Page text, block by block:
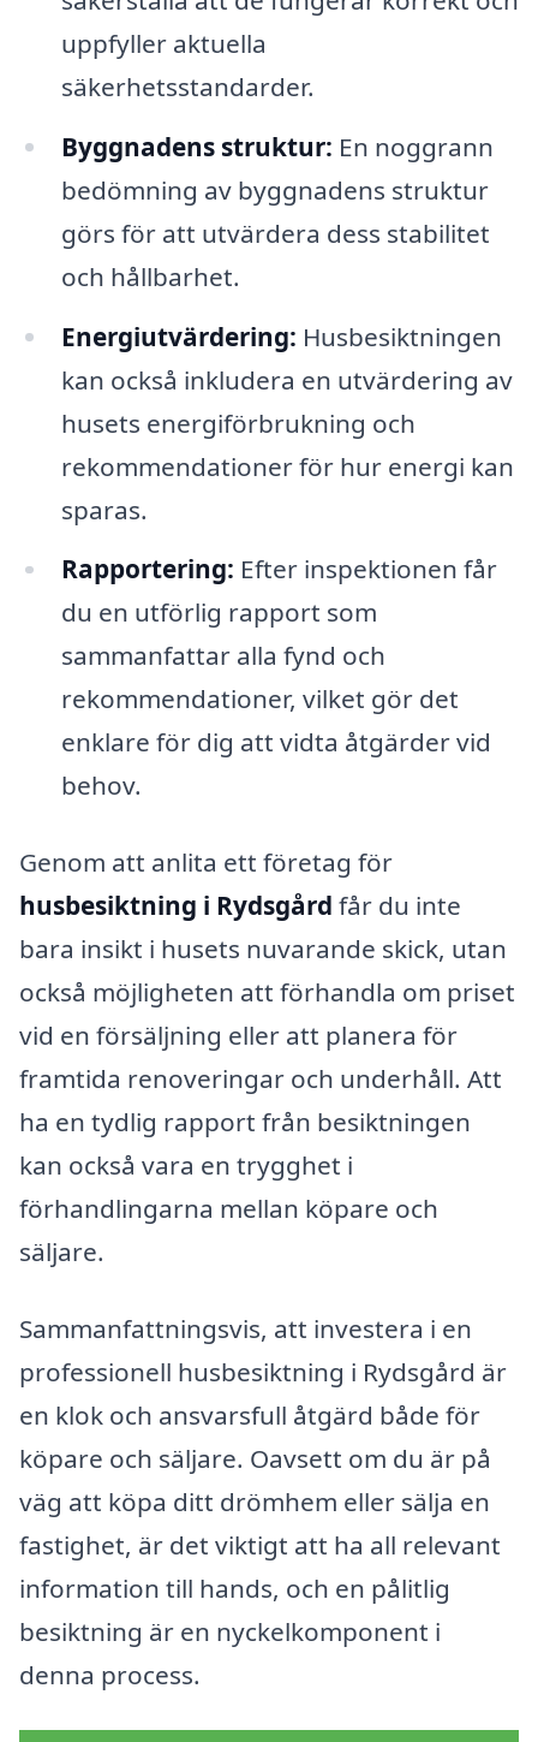
uppfyller aktuella
säkerhetsstandarder.
Byggnadens struktur: En noggrann
bedömning av byggnadens struktur
görs för att utvärdera dess stabilitet
och hållbarhet.
Energiutvärdering: Husbesiktningen
kan också inkludera en utvärdering av
husets energiförbrukning och
rekommendationer för hur energi kan
sparas.
Rapportering: Efter inspektionen får
du en utförlig rapport som
sammanfattar alla fynd och
rekommendationer, vilket gör det
enklare för dig att vidta åtgärder vid
behov.
Genom att anlita ett företag för
husbesiktning i Rydsgård får du inte
bara insikt i husets nuvarande skick, utan
också möjligheten att förhandla om priset
vid en försäljning eller att planera för
framtida renoveringar och underhåll. Att
ha en tydlig rapport från besiktningen
kan också vara en trygghet i
förhandlingarna mellan köpare och
säljare.
Sammanfattningsvis, att investera i en
professionell husbesiktning i Rydsgård är
en klok och ansvarsfull åtgärd både för
köpare och säljare. Oavsett om du är på
väg att köpa ditt drömhem eller sälja en
fastighet, är det viktigt att ha all relevant
information till hands, och en pålitlig
besiktning är en nyckelkomponent i
denna process.